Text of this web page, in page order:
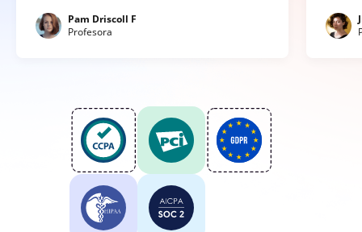
Pam Driscoll F
Profesora